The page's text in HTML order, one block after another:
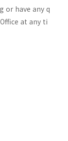
or have any q
at any ti